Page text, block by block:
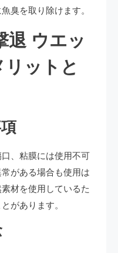
臭を取り除けます。
退 ウエッ
リットと
、粘膜には使用不可
がある場合も使用は
材を使用しているた
があります。